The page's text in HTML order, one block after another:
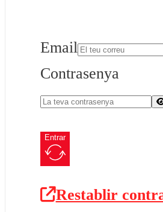
Email
Contrasenya
Entrar
Restablir